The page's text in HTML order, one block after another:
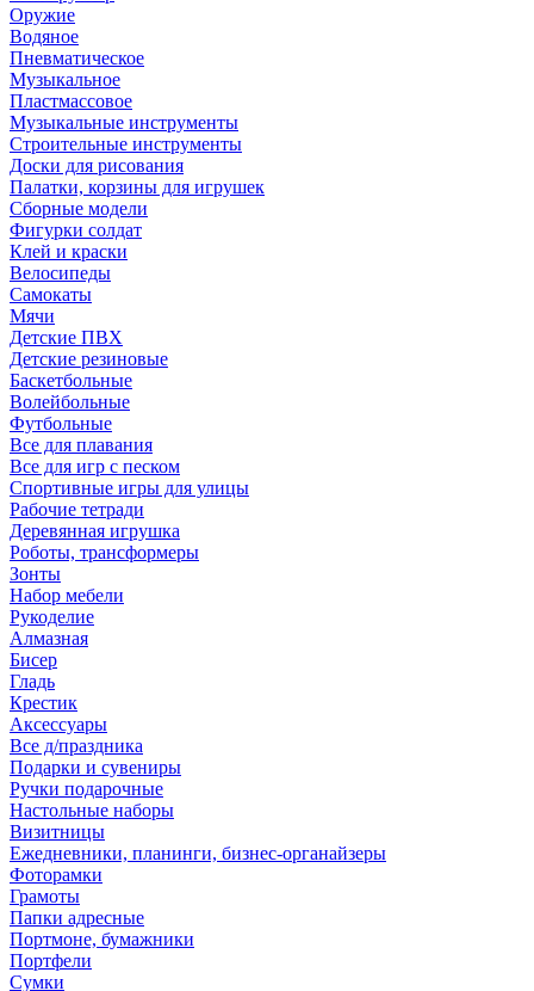
Оружие
Водяное
Пневматическое
Музыкальное
Пластмассовое
Музыкальные инструменты
Строительные инструменты
Доски для рисования
Палатки, корзины для игрушек
Сборные модели
Фигурки солдат
Клей и краски
Велосипеды
Самокаты
Мячи
Детские ПВХ
Детские резиновые
Баскетбольные
Волейбольные
Футбольные
Все для плавания
Все для игр с песком
Спортивные игры для улицы
Рабочие тетради
Деревянная игрушка
Роботы, трансформеры
Зонты
Набор мебели
Рукоделие
Алмазная
Бисер
Гладь
Крестик
Аксессуары
Все д/праздника
Подарки и сувениры
Ручки подарочные
Настольные наборы
Визитницы
Ежедневники, планинги, бизнес-органайзеры
Фоторамки
Грамоты
Папки адресные
Портмоне, бумажники
Портфели
Сумки